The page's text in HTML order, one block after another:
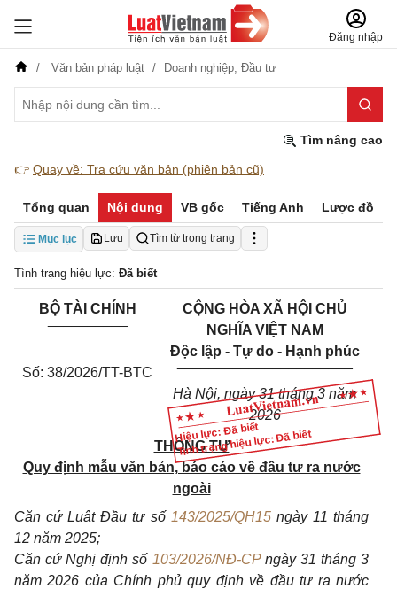
Đăng nhập
Văn bản pháp luật Doanh nghiệp, Đầu tư
Tìm nâng cao
👉 Quay về: Tra cứu văn bản (phiên bản cũ)
Tổng quan Nội dung VB gốc Tiếng Anh Lược đồ
Mục lục Lưu Tìm từ trong trang
Tình trạng hiệu lực: Đã biết
Hiệu lực: Đã biết
Tình trạng hiệu lực: Đã biết
BỘ TÀI CHÍNH
__________
Số: 38/2026/TT-BTC
CỘNG HÒA XÃ HỘI CHỦ
NGHĨA VIỆT NAM
Độc lập - Tự do - Hạnh phúc
______________________
Hà Nội, ngày 31 tháng 3 năm
2026
THÔNG TƯ
Quy định mẫu văn bản, báo cáo về đầu tư ra nước
ngoài
Căn cứ Luật Đầu tư số 143/2025/QH15ngày 11 tháng
12 năm 2025;
Căn cứ Nghị định số 103/2026/NĐ-CPngày 31 tháng 3
năm 2026 của Chính phủ quy định về đầu tư ra nước